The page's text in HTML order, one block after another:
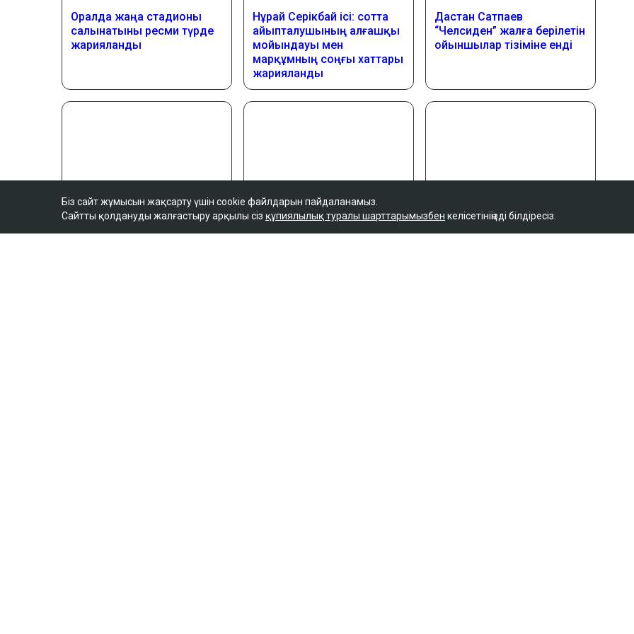
Біз сайт жұмысын жақсарту үшін cookie файлдарын пайдаланамыз.
Сайтты қолдануды жалғастыру арқылы сіз құпиялылық туралы шарттарымызбен келісетініңізді білдіресіз.